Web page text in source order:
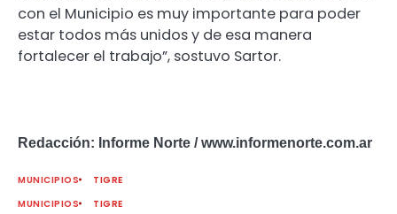
con el Municipio es muy importante para poder
estar todos más unidos y de esa manera
fortalecer el trabajo”, sostuvo Sartor.
Redacción: Informe Norte / www.informenorte.com.ar
MUNICIPIOS
TIGRE
MUNICIPIOS
TIGRE